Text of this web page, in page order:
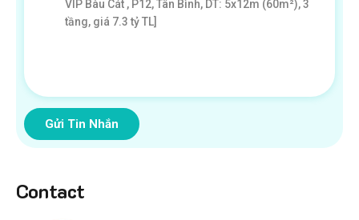
Gửi Tin Nhắn
Contact